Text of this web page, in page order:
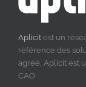
Aplicit est un
référence des
agréé, Aplicit est
CAO